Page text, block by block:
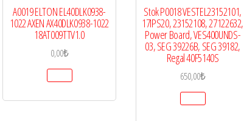
A0019 ELTON EL40DLK0938-
1022 AXEN AX40DLK0938-1022
18AT009TTV1.0
0,00₺
Stok P0018 VESTEL23152101,
17IPS20, 23152108, 27122632,
Power Board, VES400UNDS-
03, SEG 39226B, SEG 39182,
Regal 40F5140S
650,00₺